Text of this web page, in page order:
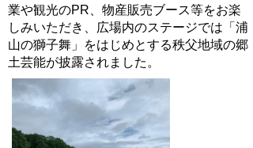
業や観光のPR、物産販売ブース等をお楽
しみいただき、広場内のステージでは「浦
山の獅子舞」をはじめとする秩父地域の郷
土芸能が披露されました。